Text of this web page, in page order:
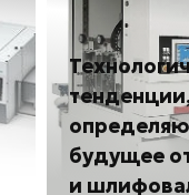
будущее
и